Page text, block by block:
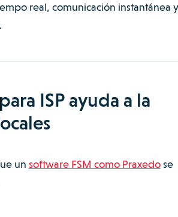
real, comunicación instantánea y
ISP ayuda a la
un software FSM como Praxedose